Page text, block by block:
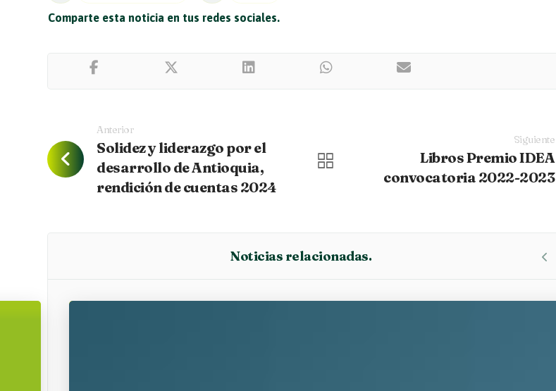
Anterior
Solidez y liderazgo por el
desarrollo de Antioquia,
rendición de cuentas 2024
Siguiente
Libros Premio IDEA
convocatoria 2022-2023
Noticias relacionadas.